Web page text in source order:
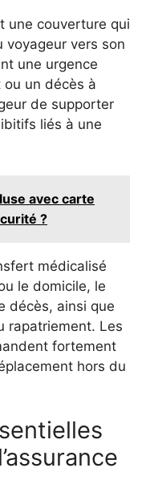
une couverture qui
voyageur vers son
une urgence
un décès à
de supporter
liés à une
avec carte
?
médicalisé
le domicile, le
décès, ainsi que
rapatriement. Les
fortement
hors du